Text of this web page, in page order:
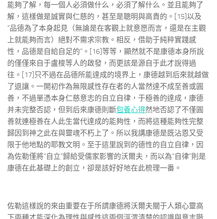
能夠了解，每一個人必須做什么，必須了解什么。並且能夠了
解，這樣做是誠實與仁慈的，甚至是聰明與高貴的。[15]以及
“品德為了本身起見（無論是在客觀上就意愿而言，還是在主觀
上就能夠而言）絕對不需求宗教。相反，借助于純粹實踐感
性，品德是自給自足的”。[16]等等，顯然就不是康德本身所說
的僅僅來自于盧梭等人的啟發，而更該是源自于此才說得過
往。[17]只不過在品德所能達成的境界上，康德越到后來就越做
了退讓。一開初作為無限感性存在者的人當然達不成至善或圓
善，不過單憑本身仁慈意志的自立自律，于極善的達成，康德
并未完整否認，但到后來康德則斷包養心得然地否認了不僅圓
善就連極善在人此生當代達成的能夠性，而將這種能夠性完整
歸因到神之此在與靈魂不朽上了。所以我講康德是既沾恩又受
限于他地點的耶教文明。至于這里說到的德性的自立自律，因
為佐勒僅將“自立”歸給受儒家影響的沃爾夫，而以為“自律”則是
康德在此基礎上的創立，卻是該好好地在此梳理一番。
佐勒這樣說的來由重要在于所謂康德將沃爾夫關于人類心靈高